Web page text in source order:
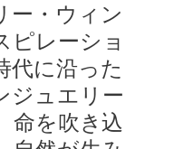
ー・ウィン
ピレーショ
代に沿った
ジュエリー
命を吹き込